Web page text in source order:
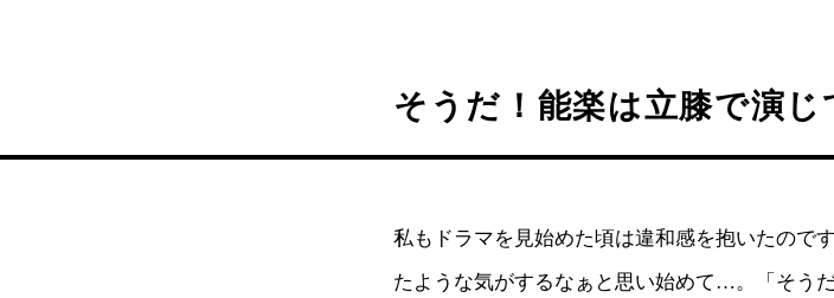
そうだ！能楽は立膝で演じ
私もドラマを見始めた頃は違和感を抱いたので
たような気がするなぁと思い始めて…。「そう